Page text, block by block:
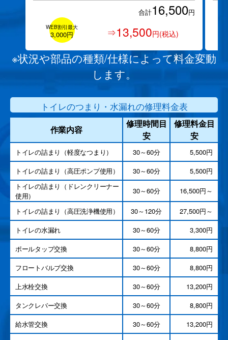
合計16,500円
WEB割引最大
3,000円 ⇒13,500円(税込)
※状況や部品の種類/仕様によって料金変動
します。
トイレのつまり・水漏れの修理料金表
作業内容
修理時間目
安
修理料金目
安
トイレの詰まり（軽度なつまり） 30～60分
5,500円
トイレの詰まり（高圧ポンプ使用）
30～60分
5,500円
トイレの詰まり（ドレンクリーナー
使用）
30～60分 16,500円～
トイレの詰まり（高圧洗浄機使用） 30～120分
27,500円～
トイレの水漏れ
30～60分
3,300円
ポールタップ交換
30～60分
8,800円
フロートバルブ交換
30～60分
8,800円
上水栓交換
30～60分
13,200円
タンクレバー交換
30～60分
8,800円
給水管交換
30～60分
13,200円